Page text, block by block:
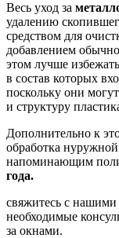
Весь уход за
удалению
средством для
добавлением
этом лучше
в состав которых
поскольку они
и структуру
Дополнительно к
обработка
напоминающим
года.
свяжитесь с
необходимые
за окнами.